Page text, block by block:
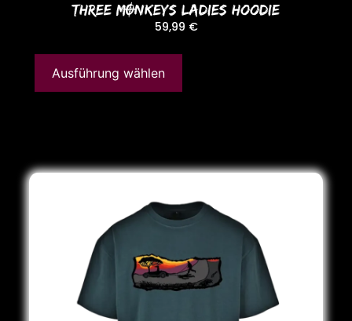
THREE MONKEYS LADIES HooDIE
59,99 €
Ausführung wählen